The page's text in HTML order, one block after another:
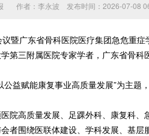
作者： 李永波 发布时间：2026-07-
广东省骨科医院医疗集团急危重症
第三附属医院专家学者，广东省骨
赋能康复事业高质量发展”为主题
高质量发展、足踝外科、康复科、
者围绕医联体建设、学科发展、基